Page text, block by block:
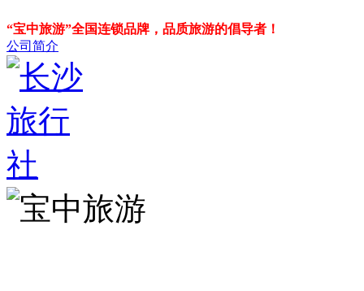
“宝中旅游”全国连锁品牌，品质旅游的倡导者！
公司简介